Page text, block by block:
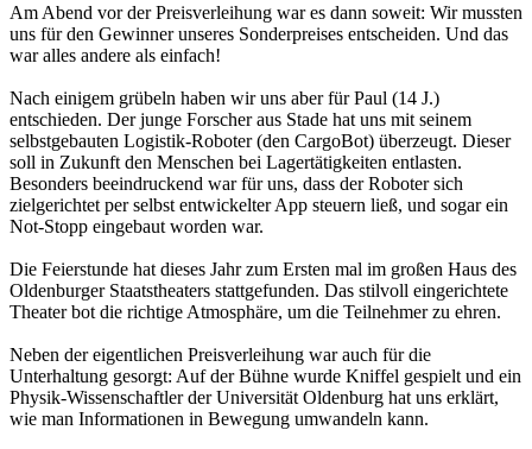
Am Abend vor der Preisverleihung war es dann soweit: Wir mussten
uns für den Gewinner unseres Sonderpreises entscheiden. Und das
war alles andere als einfach!
Nach einigem grübeln haben wir uns aber für Paul (14 J.)
entschieden. Der junge Forscher aus Stade hat uns mit seinem
selbstgebauten Logistik-Roboter (den CargoBot) überzeugt. Dieser
soll in Zukunft den Menschen bei Lagertätigkeiten entlasten.
Besonders beeindruckend war für uns, dass der Roboter sich
zielgerichtet per selbst entwickelter App steuern ließ, und sogar ein
Not-Stopp eingebaut worden war.
Die Feierstunde hat dieses Jahr zum Ersten mal im großen Haus des
Oldenburger Staatstheaters stattgefunden. Das stilvoll eingerichtete
Theater bot die richtige Atmosphäre, um die Teilnehmer zu ehren.
Neben der eigentlichen Preisverleihung war auch für die
Unterhaltung gesorgt: Auf der Bühne wurde Kniffel gespielt und ein
Physik-Wissenschaftler der Universität Oldenburg hat uns erklärt,
wie man Informationen in Bewegung umwandeln kann.